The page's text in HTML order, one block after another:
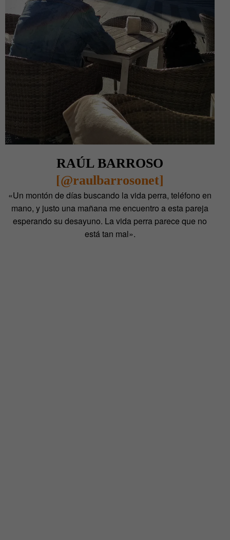
RAÚL BARROSO
[@raulbarrosonet]
«Un montón de días buscando la vida perra, teléfono en
mano, y justo una mañana me encuentro a esta pareja
esperando su desayuno. La vida perra parece que no
está tan mal».